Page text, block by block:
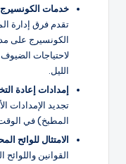
خدمات الكونسيرج
تقدم فرق إدارة
الكونسيرج على
لاحتياجات
الليل.
إمدادات إعادة
تجديد الإمدادات
المطبخ) في
الامتثال للوائح
القوانين